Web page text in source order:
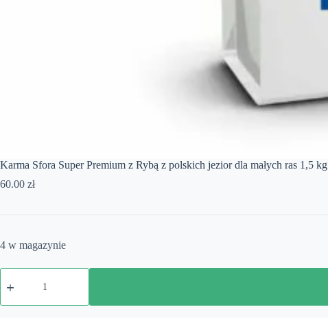
Karma Sfora Super Premium z Rybą z polskich jezior dla małych ras 1,5 kg
60.00 zł
4 w magazynie
ilość
Karma
Super